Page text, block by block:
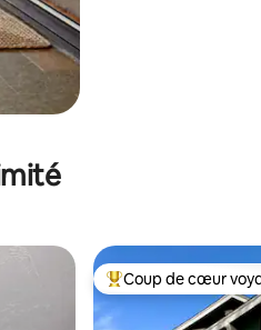
appréciés Coups de cœur
Coup de cœur